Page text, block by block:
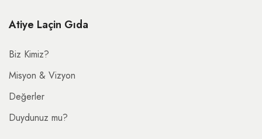
Atiye Laçin Gıda
Biz Kimiz?
Misyon & Vizyon
Değerler
Duydunuz mu?